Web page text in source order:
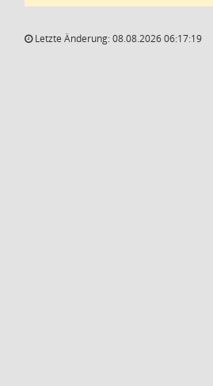
Letzte Änderung: 08.08.2026 06:17:19